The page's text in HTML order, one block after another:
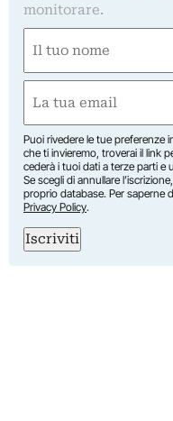
monitorare.
(Obbligatorio)
Nome
(Obbligatorio)
Puoi rivedere le tue preferenze
che ti invieremo, troverai il link
cederà i tuoi dati a terze parti e
Se scegli di annullare
proprio database. Per saperne
Privacy Policy.
Iscriviti